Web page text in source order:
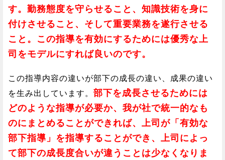
す。勤務態度を守らせること、知識技術を身に
付けさせること、そして重要業務を遂行させる
こと。この指導を有効にするためには優秀な上
司をモデルにすれば良いのです。
この指導内容の違いが部下の成長の違い、成果の違い
を生み出しています。 部下を成長させるためには
どのような指導が必要か、我が社で統一的なも
のにまとめることができれば、上司が「有効な
部下指導」を指導することができ、上司によっ
て部下の成長度合いが違うことは少なくなりま